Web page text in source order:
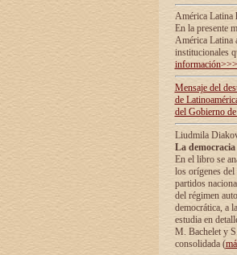
América Latina
En la presente
América Latina
institucionales
información>>>
Mensaje del
de
del Gobierno
Liudmila
La
En el libro se
los orígenes
partidos
del régimen
democrática, а
estudia en
М. Bachelet у
consolidada (